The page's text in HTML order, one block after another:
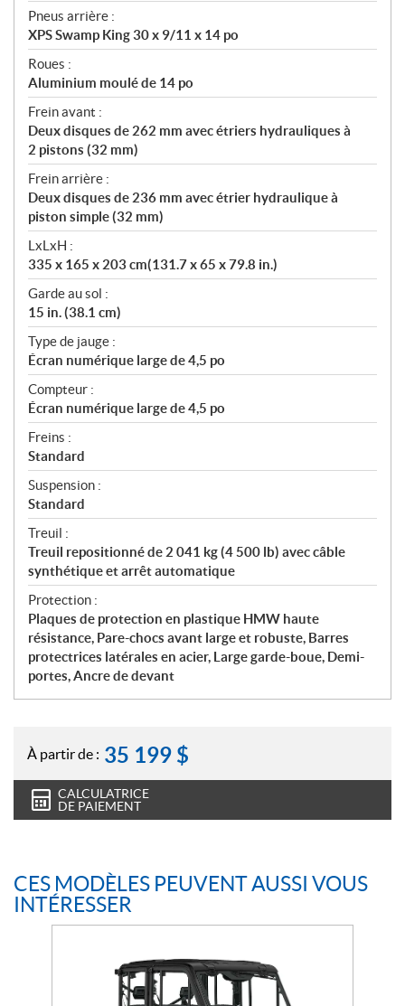
Pneus arrière :
XPS Swamp King 30 x 9/11 x 14 po
Roues :
Aluminium moulé de 14 po
Frein avant :
Deux disques de 262 mm avec étriers hydrauliques à
2 pistons (32 mm)
Frein arrière :
Deux disques de 236 mm avec étrier hydraulique à
piston simple (32 mm)
LxLxH :
335 x 165 x 203 cm(131.7 x 65 x 79.8 in.)
Garde au sol :
15 in. (38.1 cm)
Type de jauge :
Écran numérique large de 4,5 po
Compteur :
Écran numérique large de 4,5 po
Freins :
Standard
Suspension :
Standard
Treuil :
Treuil repositionné de 2 041 kg (4 500 lb) avec câble
synthétique et arrêt automatique
Protection :
Plaques de protection en plastique HMW haute
résistance, Pare-chocs avant large et robuste, Barres
protectrices latérales en acier, Large garde-boue, Demi-
portes, Ancre de devant
À partir de : 35 199 $
CALCULATRICE
DE PAIEMENT
CES MODÈLES PEUVENT AUSSI VOUS
INTÉRESSER